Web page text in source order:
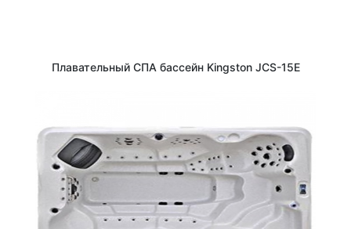
Плавательный СПА бассейн Kingston JCS-15E